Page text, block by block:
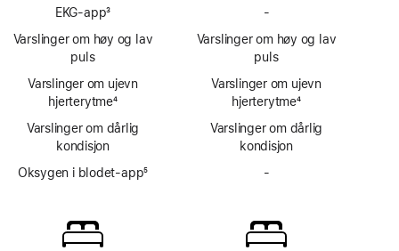
EKG-app3
Varslinger om høy og lav
puls
Varslinger om ujevn
hjerterytme4
Varslinger om dårlig
kondisjon
Oksygen i blodet-app5
tegn
på
høyt
blodtrykk
-
EKG-
app
Varslinger om høy og lav
puls
Varslinger om ujevn
hjerterytme4
Varslinger om dårlig
kondisjon
-
i blodet-
app